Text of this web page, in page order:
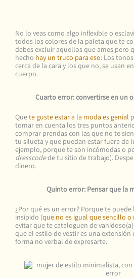
No lo veas como algo inflexible o
todos los colores de la paleta que te
debes excluir aquellos que ames pero
hecho hay un truco para eso: Los
cerca de la cara y los que no, se usan
cuerpo.
Cuarto error: convertirse en un
Quete guste estar a la moda es genial
tomar en cuenta los tres puntos
comprar prendas con las que no te
tu silueta y que puedan estar fuera de
ejemplo, porque te son incómodas o
dresscodede tu sitio de trabajo).
dinero.
Quinto error: Pensar que la
¿Por qué es un error? Porque te
insípido (que no es igual que sencillo
evitar que te cataloguen de
que el estilo de vestir es una
forma no verbal de expresarte.